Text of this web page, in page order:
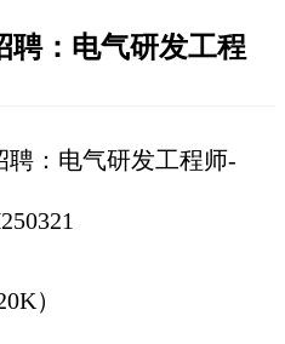
聘：电气研发工程
：电气研发工程师-
）